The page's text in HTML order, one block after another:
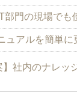
部門の現場でも
ュアルを簡単に
】社内のナレッ